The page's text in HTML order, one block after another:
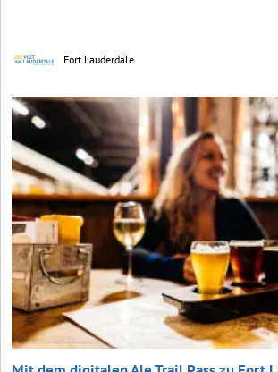
Fort Lauderdale